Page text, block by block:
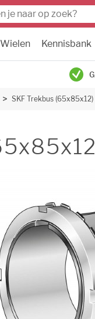
Wielen Kennisbank
SKF Trekbus (65x85x12)